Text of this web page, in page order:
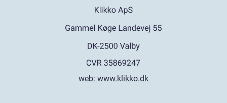
web: www.klikko.dk